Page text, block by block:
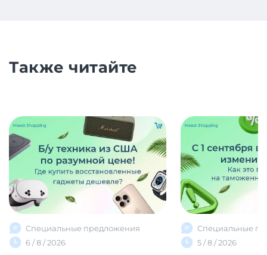
Также читайте
Специальные предложения
6 / 8 / 2026
Специальные
5 / 8 / 2026